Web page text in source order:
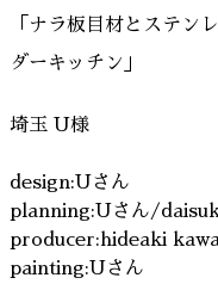
「ナラ板目材とステン
ダーキッチン」
埼玉 U様
design:Uさん
planning:Uさん/
producer:hideaki
painting:Uさん